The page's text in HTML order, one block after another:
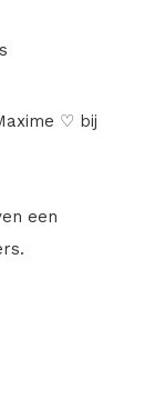
♡ bij
een